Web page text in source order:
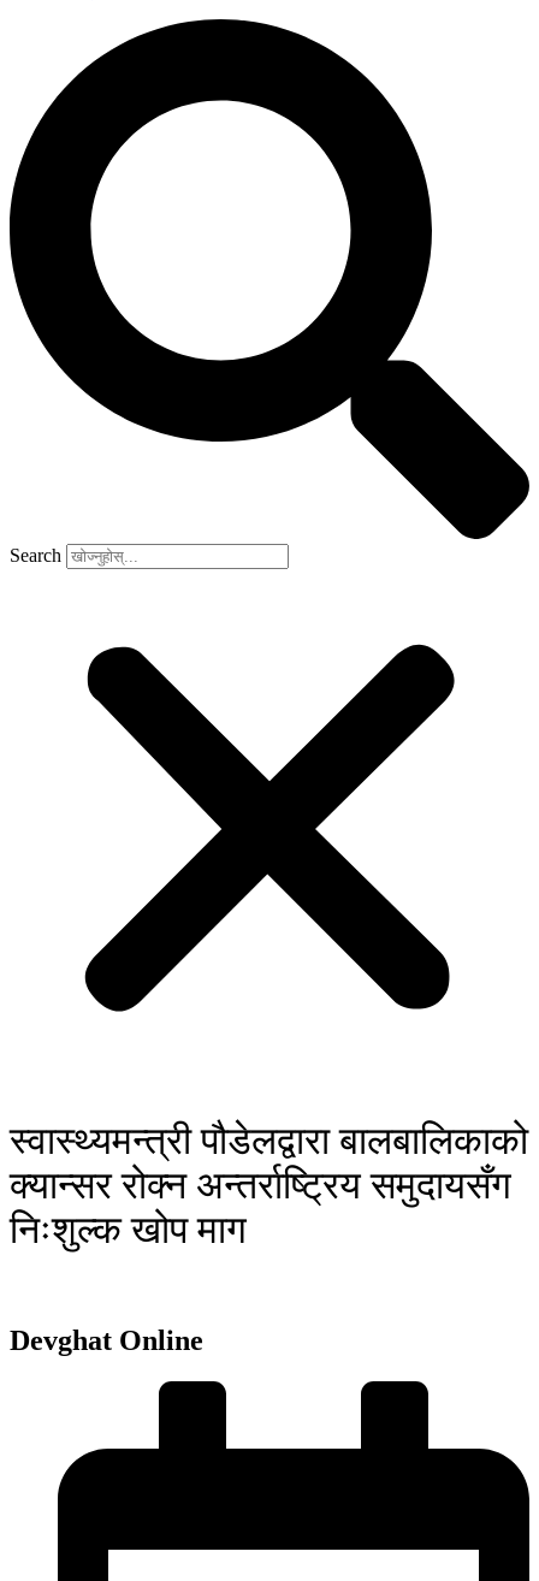
Search
स्वास्थ्यमन्त्री पौडेलद्वारा बालबालिकाको
क्यान्सर रोक्न अन्तर्राष्ट्रिय समुदायसँग
निःशुल्क खोप माग
Devghat Online